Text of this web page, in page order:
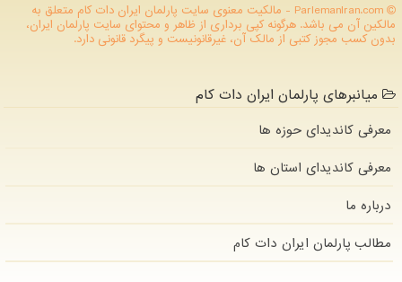
ParlemanIran.com - مالکیت معنوی سایت پارلمان ایران دات كام متعلق به
مالکین آن می باشد. هرگونه کپی برداری از ظاهر و محتوای سایت پارلمان ایران،
بدون کسب مجوز کتبی از مالک آن، غیرقانونیست و پیگرد قانونی دارد.
میانبرهای پارلمان ایران دات کام
معرفی کاندیدای حوزه ها
معرفی کاندیدای استان ها
درباره ما
مطالب پارلمان ایران دات كام